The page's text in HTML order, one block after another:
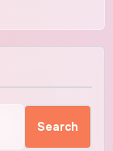
Search